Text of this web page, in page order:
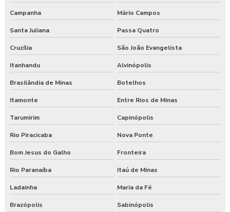
Campanha Mário Campos
Santa Juliana Passa Quatro
Cruzília São João Evangelista
Itanhandu Alvinópolis
Brasilândia de Minas Botelhos
Itamonte Entre Rios de Minas
Tarumirim Capinópolis
Rio Piracicaba Nova Ponte
Bom Jesus do Galho Fronteira
Rio Paranaíba Itaú de Minas
Ladainha Maria da Fé
Brazópolis Sabinópolis